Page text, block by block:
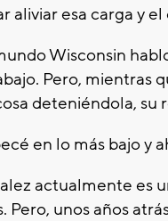
aliviar esa carga y
Wisconsin
Pero, mientras
deteniéndola, su
en lo más bajo y
actualmente es
Pero, unos años